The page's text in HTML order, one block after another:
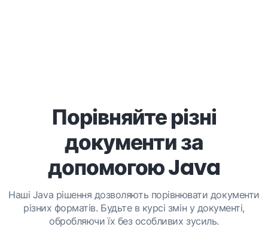
Порівняйте різні
документи за
допомогою Java
Наші Java рішення дозволяють порівнювати документи
різних форматів. Будьте в курсі змін у документі,
обробляючи їх без особливих зусиль.